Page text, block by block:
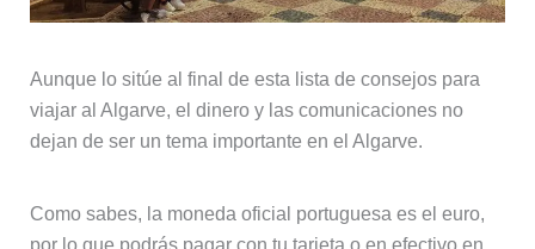
Aunque lo sitúe al final de esta lista de consejos para
viajar al Algarve, el dinero y las comunicaciones no
dejan de ser un tema importante en el Algarve.
Como sabes, la moneda oficial portuguesa es el euro,
por lo que podrás pagar con tu tarjeta o en efectivo en